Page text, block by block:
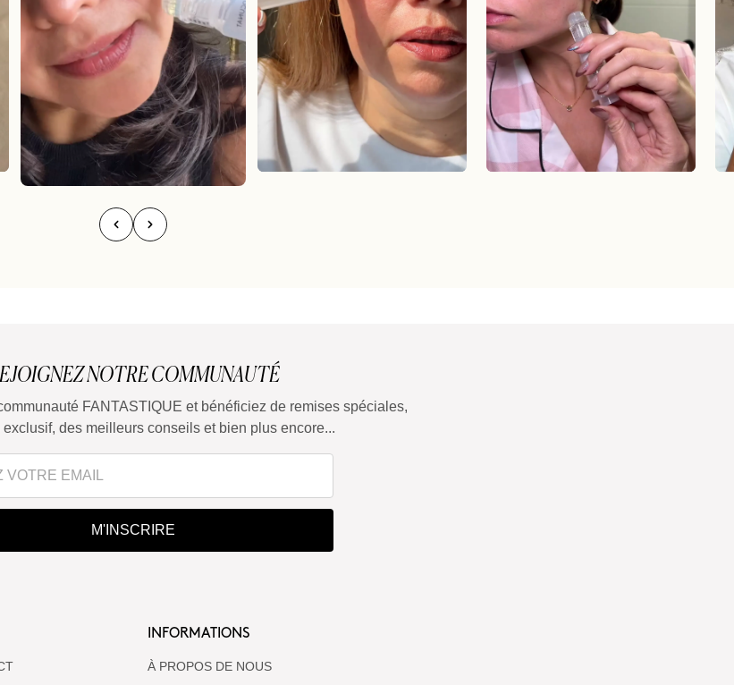
NOTRE COMMUNAUTÉ
FANTASTIQUE et bénéficiez de remises spéciales,
des meilleurs conseils et bien plus encore...
M'INSCRIRE
INFORMATIONS
À PROPOS DE NOUS